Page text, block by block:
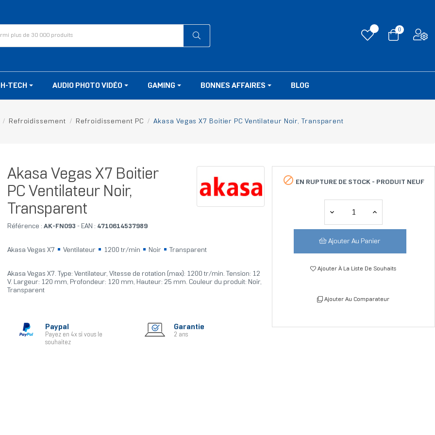
0
TECH AUDIO PHOTO VIDÉO GAMING BONNES AFFAIRES BLOG
Refroidissement Refroidissement PC Akasa Vegas X7 Boitier PC Ventilateur Noir, Transparent
Akasa Vegas X7 Boitier
PC Ventilateur Noir,
Transparent
Référence : AK-FN093 - EAN : 4710614537989
Akasa Vegas X7 Ventilateur 1200 tr/min Noir Transparent
Akasa Vegas X7. Type: Ventilateur, Vitesse de rotation (max): 1200 tr/min. Tension: 12
V. Largeur: 120 mm, Profondeur: 120 mm, Hauteur: 25 mm. Couleur du produit: Noir,
Transparent
Paypal
Payez en 4x si vous le
souhaitez
Garantie
2 ans
 EN RUPTURE DE STOCK - PRODUIT NEUF
Ajouter Au Panier
Ajouter À La Liste De Souhaits
Ajouter Au Comparateur